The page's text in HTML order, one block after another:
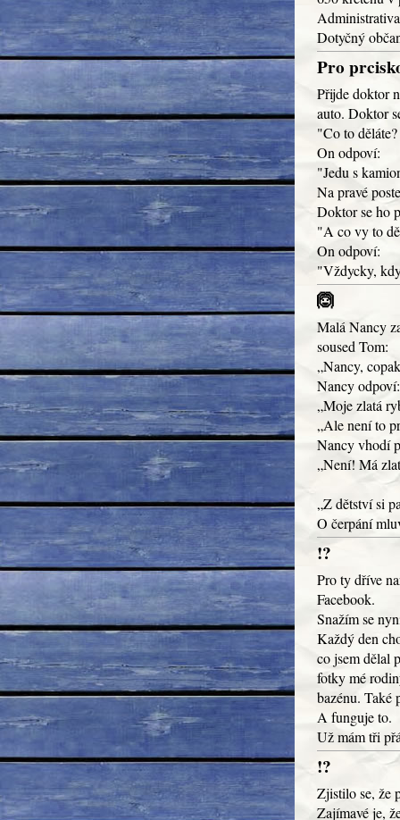
Dotyčný
Pro
Přijde doktor
auto. Doktor
"Co to děláte?
On odpoví:
"Jedu s
Na pravé
Doktor se ho
"A co vy to
On odpoví:
"Vždycky,
🙆
Malá Nancy
soused Tom:
„Nancy,
Nancy odpoví:
„Moje zlatá
„Ale není to
Nancy vhodí
„Není! Má
„Z dětství si
O čerpání
!?
Pro ty dříve
Facebook.
Snažím se
Každý den
co jsem dělal
fotky mé
bazénu. Také
A funguje to.
Už mám tři
!?
Zjistilo se, že
Zajímavé je,